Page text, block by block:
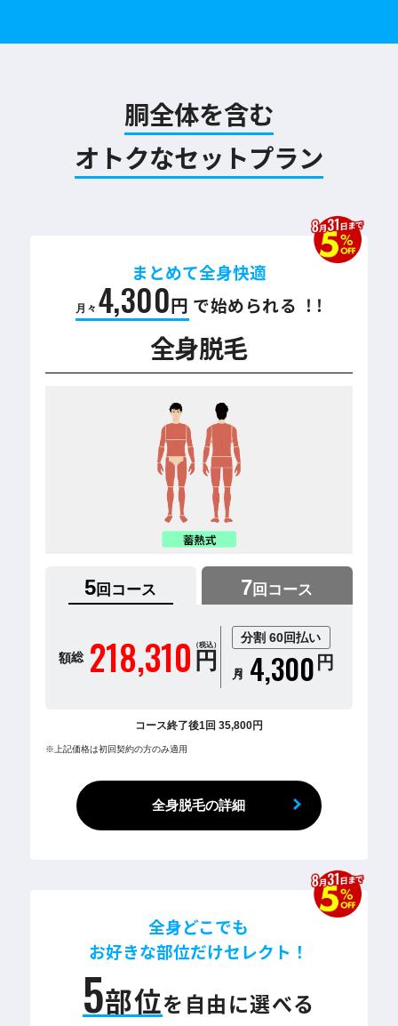
胴全体を含む
オトクなセットプラン
まとめて全身快適
月々 4,300円 で始められる ! !
全身脱毛
5回コース 7回コース
218,310 （税込）
円
分割 60回払い
4,300 円
コース終了後1回 35,800円
※上記価格は初回契約の方のみ適用
全身脱毛の詳細
全身どこでも
お好きな部位だけセレクト！
5部位を自由に選べる